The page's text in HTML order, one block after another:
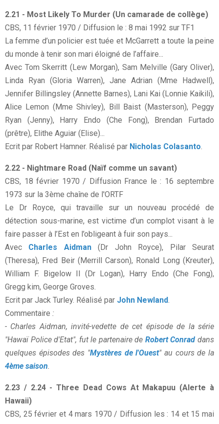
2.21 - Most Likely To Murder (Un camarade de collège)
CBS, 11 février 1970 / Diffusion le : 8 mai 1992 sur TF1
La femme d’un policier est tuée et McGarrett a toute la peine
du monde à tenir son mari éloigné de l’affaire...
Avec Tom Skerritt (Lew Morgan), Sam Melville (Gary Oliver),
Linda Ryan (Gloria Warren), Jane Adrian (Mme Hadwell),
Jennifer Billingsley (Annette Barnes), Lani Kai (Lonnie Kaikili),
Alice Lemon (Mme Shivley), Bill Baist (Masterson), Peggy
Ryan (Jenny), Harry Endo (Che Fong), Brendan Furtado
(prêtre), Elithe Aguiar (Elise)...
Ecrit par Robert Hamner. Réalisé par Nicholas Colasanto.
2.22 - Nightmare Road (Naïf comme un savant)
CBS, 18 février 1970 / Diffusion France le : 16 septembre
1973 sur la 3ème chaîne de l'ORTF
Le Dr Royce, qui travaille sur un nouveau procédé de
détection sous-marine, est victime d’un complot visant à le
faire passer à l’Est en l’obligeant à fuir son pays...
Avec Charles Aidman(Dr John Royce), Pilar Seurat
(Theresa), Fred Beir (Merrill Carson), Ronald Long (Kreuter),
William F. Bigelow II (Dr Logan), Harry Endo (Che Fong),
Gregg kim, George Groves.
Ecrit par Jack Turley. Réalisé par John Newland.
Commentaire :
- Charles Aidman, invité-vedette de cet épisode de la série
"Hawaï Police d'Etat", fut le partenaire de Robert Conrad dans
quelques épisodes des "Mystères de l'Ouest" au cours de la
4ème saison.
2.23 / 2.24 - Three Dead Cows At Makapuu (Alerte à
Hawaii)
CBS, 25 février et 4 mars 1970 / Diffusion les : 14 et 15 mai